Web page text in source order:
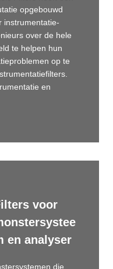
opgebouwd
instrumentatie-
over de hele
te helpen hun
op te
en
voor
en analyser
die